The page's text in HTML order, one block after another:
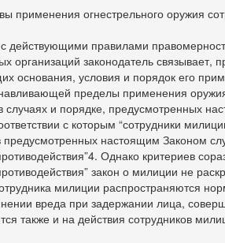
применения огнестрельного оружия
с действующими правилами
организаций законодатель
основания, условия и порядок его
пределы применения
случаях и порядке, предусмотренных
с которым “сотрудники
настоящим Законом
Однако критериев
закон о милиции не
милиции распространяются
вреда при задержании лица,
также и на действия сотрудников